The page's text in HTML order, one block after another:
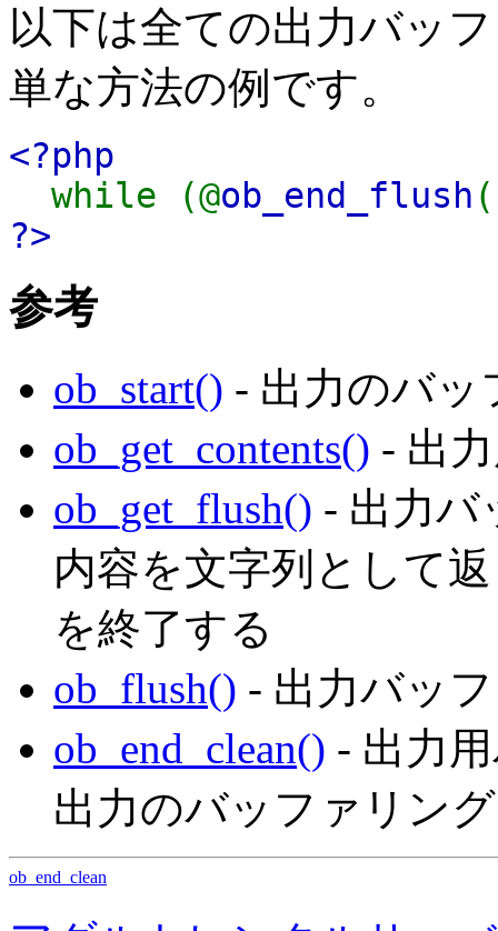
以下は全ての出力バッ
単な方法の例です。
<?php
while (@ob_end_flush
?>
参考
ob_start() - 出力のバッ
ob_get_contents() - 出
ob_get_flush() - 出力バ
内容を文字列として
を終了する
ob_flush() - 出力バッ
ob_end_clean() - 出力
出力のバッファリン
ob_end_clean